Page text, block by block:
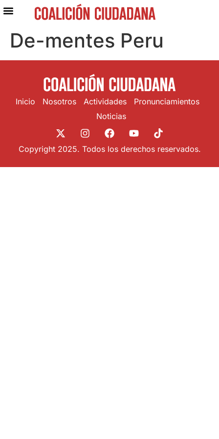
De-mentes Peru
Inicio Nosotros Actividades
Pronunciamientos
Noticias
Copyright 2025. Todos los derechos reservados.